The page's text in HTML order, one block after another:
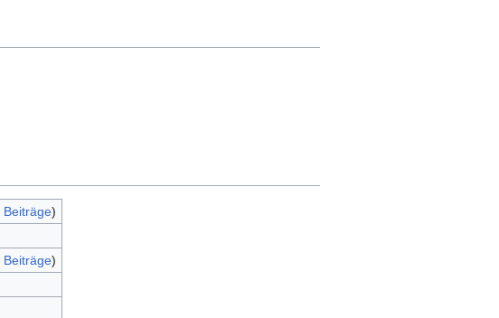
Beiträge)
Beiträge)